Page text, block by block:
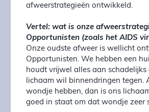
afweerstrategieën ontwikkeld.
Vertel: wat is onze
Opportunisten (zoals het AIDS
Onze oudste afweer is wellicht
Opportunisten. We hebben een
houdt vrijwel alles aan schadelijks
lichaam wil binnendringen tegen.
wondje hebben, dan is ons
goed in staat om dat wondje zeer